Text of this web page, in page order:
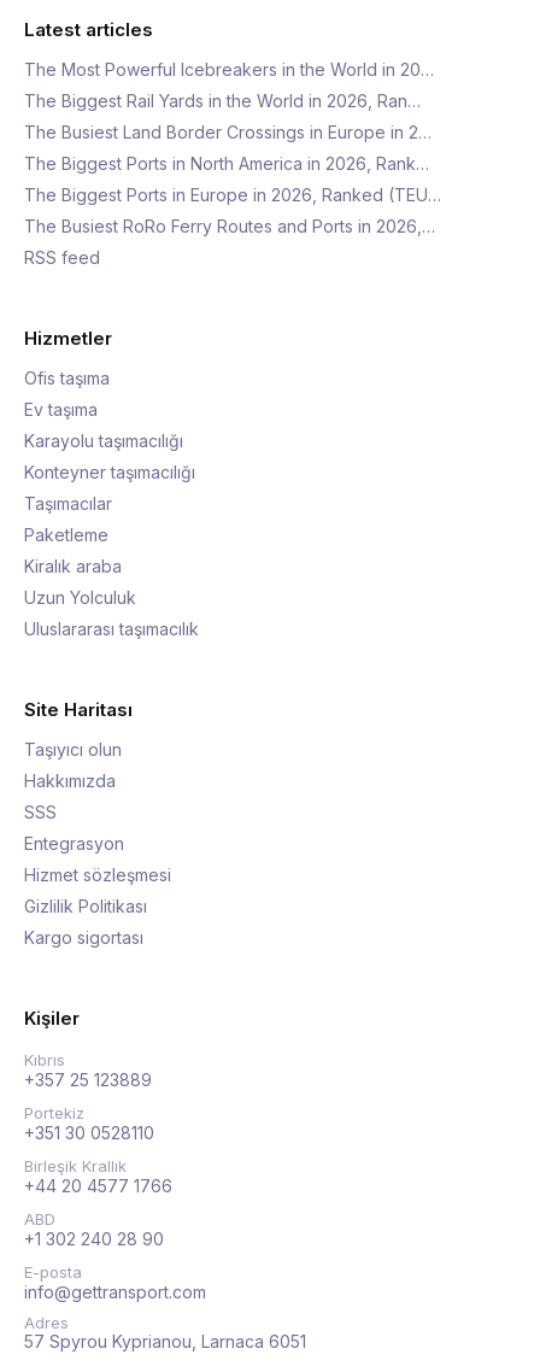
Latest articles
The Most Powerful Icebreakers in the World in 20…
The Biggest Rail Yards in the World in 2026, Ran…
The Busiest Land Border Crossings in Europe in 2…
The Biggest Ports in North America in 2026, Rank…
The Biggest Ports in Europe in 2026, Ranked (TEU…
The Busiest RoRo Ferry Routes and Ports in 2026,…
RSS feed
Hizmetler
Ofis taşıma
Ev taşıma
Karayolu taşımacılığı
Konteyner taşımacılığı
Taşımacılar
Paketleme
Kiralık araba
Uzun Yolculuk
Uluslararası taşımacılık
Site Haritası
Taşıyıcı olun
Hakkımızda
SSS
Entegrasyon
Hizmet sözleşmesi
Gizlilik Politikası
Kargo sigortası
Kişiler
Kıbrıs
+357 25 123889
Portekiz
+351 30 0528110
Birleşik Krallık
+44 20 4577 1766
ABD
+1 302 240 28 90
E-posta
info@gettransport.com
Adres
57 Spyrou Kyprianou, Larnaca 6051